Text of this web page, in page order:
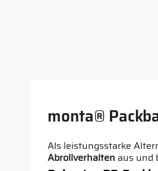
monta®
Als leistungsstarke
Abrollverhalten aus und